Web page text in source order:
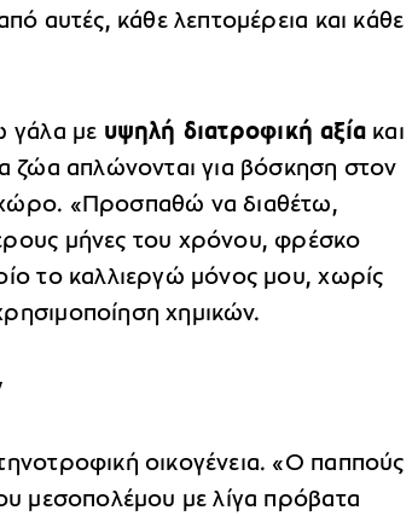
αυτές, κάθε λεπτομέρεια και κάθε
γάλα με υψηλή διατροφική αξίακαι
ζώα απλώνονται για βόσκηση στον
«Προσπαθώ να διαθέτω,
μήνες του χρόνου, φρέσκο
το καλλιεργώ μόνος μου, χωρίς
χημικών.
οικογένεια. «Ο παππούς
μεσοπολέμου με λίγα πρόβατα